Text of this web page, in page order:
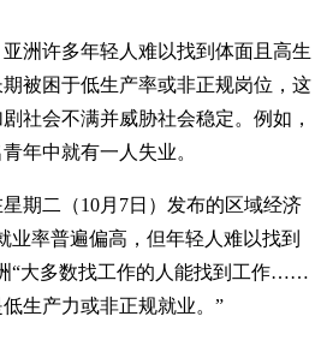
洲许多年轻人难以找到体面且高生
被困于低生产率或非正规岗位，这
社会不满并威胁社会稳定。例如，
年中就有一人失业。
期二（10月7日）发布的区域经济
业率普遍偏高，但年轻人难以找到
“大多数找工作的人能找到工作……
生产力或非正规就业。”